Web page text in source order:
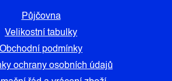
Půjčovna
Velikostní tabulky
Obchodní podmínky
ochrany osobních údajů